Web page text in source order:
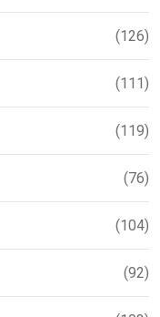
(126)
(111)
(119)
(76)
(104)
(92)